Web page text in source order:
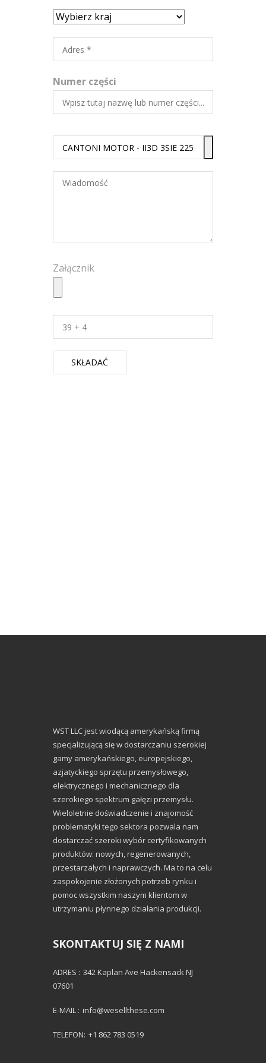
Numer części
Załącznik
WST LLC jest wiodącą amerykańską firmą
specjalizującą się w dostarczaniu szerokiej
gamy amerykańskiego, europejskiego,
azjatyckiego sprzętu przemysłowego,
elektrycznego i mechanicznego dla
szerokiego spektrum gałęzi przemysłu.
Wieloletnie doświadczenie i znajomość
problematyki tego sektora pozwala nam
dostarczać szeroki wybór certyfikowanych
produktów: nowych, regenerowanych,
przestarzałych i naprawczych. Ma to na celu
zaspokojenie złożonych potrzeb rynku i
pomoc wszystkim naszym klientom w
utrzymaniu płynnego działania produkcji.
SKONTAKTUJ SIĘ Z NAMI
ADRES : 342 Kaplan Ave Hackensack NJ
07601
E-MAIL : info@wesellthese.com
TELEFON: +1 862 783 0519